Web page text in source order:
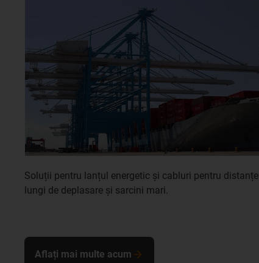
Soluții pentru lanțul energetic și cabluri pentru distanțe
lungi de deplasare și sarcini mari.
Aflați mai multe acum